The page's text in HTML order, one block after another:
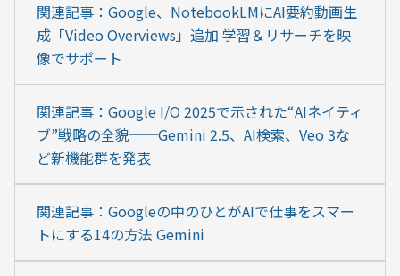
関連記事：Google、NotebookLMにAI要約動画生
成「Video Overviews」追加 学習＆リサーチを映
像でサポート
関連記事：Google I/O 2025で示された“AIネイティ
ブ”戦略の全貌──Gemini 2.5、AI検索、Veo 3な
ど新機能群を発表
関連記事：Googleの中のひとがAIで仕事をスマー
トにする14の方法 Gemini